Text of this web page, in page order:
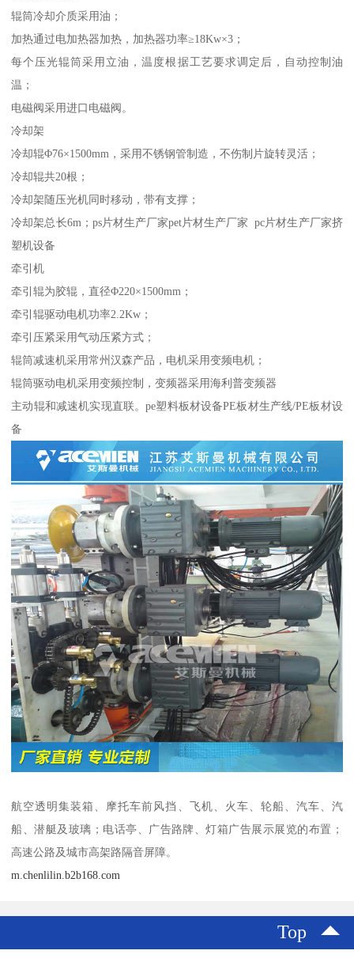
辊筒冷却介质采用油；
加热通过电加热器加热，加热器功率≥18Kw×3；
每个压光辊筒采用立油，温度根据工艺要求调定后，自动控制油
温；
电磁阀采用进口电磁阀。
冷却架
冷却辊Φ76×1500mm，采用不锈钢管制造，不伤制片旋转灵活；
冷却辊共20根；
冷却架随压光机同时移动，带有支撑；
冷却架总长6m；ps片材生产厂家pet片材生产厂家 pc片材生产厂家挤
塑机设备
牵引机
牵引辊为胶辊，直径Φ220×1500mm；
牵引辊驱动电机功率2.2Kw；
牵引压紧采用气动压紧方式；
辊筒减速机采用常州汉森产品，电机采用变频电机；
辊筒驱动电机采用变频控制，变频器采用海利普变频器
主动辊和减速机实现直联。pe塑料板材设备PE板材生产线/PE板材设
备
航空透明集装箱、摩托车前风挡、飞机、火车、轮船、汽车、汽
船、潜艇及玻璃；电话亭、广告路牌、灯箱广告展示展览的布置；
高速公路及城市高架路隔音屏障。
m.chenlilin.b2b168.com
Top